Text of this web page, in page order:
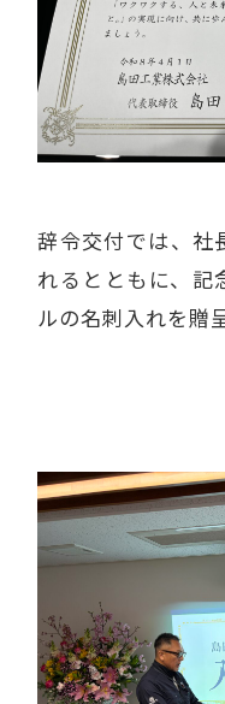
辞令交付では、社
れるとともに、記
ルの名刺入れを贈